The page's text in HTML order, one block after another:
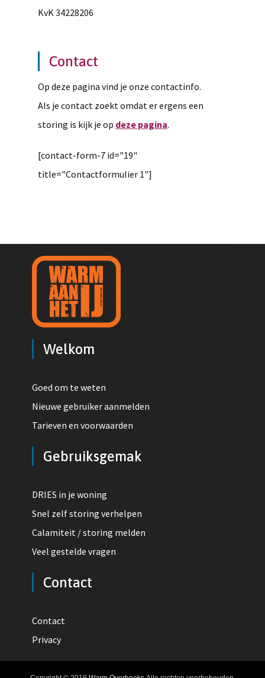
KvK 34228206
Contact
Op deze pagina vind je onze contactinfo.
Als je contact zoekt omdat er ergens een
storing is kijk je op deze pagina.
[contact-form-7 id="19"
title="Contactformulier 1"]
Welkom
Goed om te weten
Nieuwe gebruiker aanmelden
Tarieven en voorwaarden
Gebruiksgemak
DRIES in je woning
Snel zelf storing verhelpen
Calamiteit / storing melden
Veel gestelde vragen
Contact
Contact
Privacy